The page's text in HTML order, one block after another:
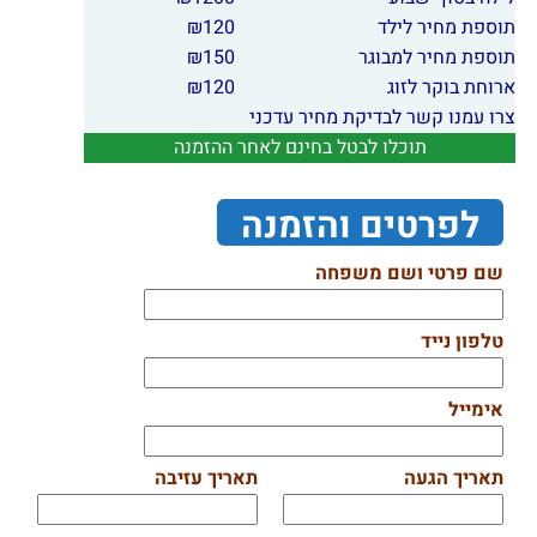
תוספת מחיר לילד
120
₪
תוספת מחיר למבוגר
150
₪
ארוחת בוקר לזוג
120
₪
צרו עמנו קשר לבדיקת מחיר עדכני
תוכלו לבטל בחינם לאחר ההזמנה
לפרטים והזמנה
שם פרטי ושם משפחה
טלפון נייד
אימייל
תאריך הגעה תאריך עזיבה